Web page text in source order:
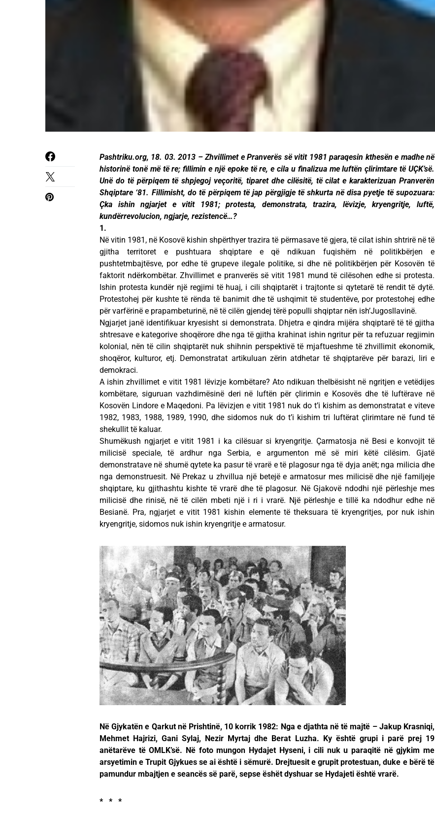
Pashtriku.org, 18. 03. 2013 – Zhvillimet e Pranverës së vitit 1981 paraqesin kthesën e madhe në
historinë tonë më të re; fillimin e një epoke të re, e cila u finalizua me luftën çlirimtare të UÇK’së.
Unë do të përpiqem të shpjegoj veçoritë, tiparet dhe cilësitë, të cilat e karakterizuan Pranverën
Shqiptare ‘81. Fillimisht, do të përpiqem të jap përgjigje të shkurta në disa pyetje të supozuara:
Çka ishin ngjarjet e vitit 1981; protesta, demonstrata, trazira, lëvizje, kryengritje, luftë,
kundërrevolucion, ngjarje, rezistencë…?
1.
Në vitin 1981, në Kosovë kishin shpërthyer trazira të përmasave të gjera, të cilat ishin shtrirë në të
gjitha territoret e pushtuara shqiptare e që ndikuan fuqishëm në politikbërjen e
pushtetmbajtësve, por edhe të grupeve ilegale politike, si dhe në politikbërjen për Kosovën të
faktorit ndërkombëtar. Zhvillimet e pranverës së vitit 1981 mund të cilësohen edhe si protesta.
Ishin protesta kundër një regjimi të huaj, i cili shqiptarët i trajtonte si qytetarë të rendit të dytë.
Protestohej për kushte të rënda të banimit dhe të ushqimit të studentëve, por protestohej edhe
për varfërinë e prapambeturinë, në të cilën gjendej tërë populli shqiptar nën ish’Jugosllavinë.
Ngjarjet janë identifikuar kryesisht si demonstrata. Dhjetra e qindra mijëra shqiptarë të të gjitha
shtresave e kategorive shoqërore dhe nga të gjitha krahinat ishin ngritur për ta refuzuar regjimin
kolonial, nën të cilin shqiptarët nuk shihnin perspektivë të mjaftueshme të zhvillimit ekonomik,
shoqëror, kulturor, etj. Demonstratat artikuluan zërin atdhetar të shqiptarëve për barazi, liri e
demokraci.
A ishin zhvillimet e vitit 1981 lëvizje kombëtare? Ato ndikuan thelbësisht në ngritjen e vetëdijes
kombëtare, siguruan vazhdimësinë deri në luftën për çlirimin e Kosovës dhe të luftërave në
Kosovën Lindore e Maqedoni. Pa lëvizjen e vitit 1981 nuk do t’i kishim as demonstratat e viteve
1982, 1983, 1988, 1989, 1990, dhe sidomos nuk do t’i kishim tri luftërat çlirimtare në fund të
shekullit të kaluar.
Shumëkush ngjarjet e vitit 1981 i ka cilësuar si kryengritje. Çarmatosja në Besi e konvojit të
milicisë speciale, të ardhur nga Serbia, e argumenton më së miri këtë cilësim. Gjatë
demonstratave në shumë qytete ka pasur të vrarë e të plagosur nga të dyja anët; nga milicia dhe
nga demonstruesit. Në Prekaz u zhvillua një betejë e armatosur mes milicisë dhe një familjeje
shqiptare, ku gjithashtu kishte të vrarë dhe të plagosur. Në Gjakovë ndodhi një përleshje mes
milicisë dhe rinisë, në të cilën mbeti një i ri i vrarë. Një përleshje e tillë ka ndodhur edhe në
Besianë. Pra, ngjarjet e vitit 1981 kishin elemente të theksuara të kryengritjes, por nuk ishin
kryengritje, sidomos nuk ishin kryengritje e armatosur.
Në Gjykatën e Qarkut në Prishtinë, 10 korrik 1982: Nga e djathta në të majtë – Jakup Krasniqi,
Mehmet Hajrizi, Gani Sylaj, Nezir Myrtaj dhe Berat Luzha. Ky është grupi i parë prej 19
anëtarëve të OMLK’së. Në foto mungon Hydajet Hyseni, i cili nuk u paraqitë në gjykim me
arsyetimin e Trupit Gjykues se ai është i sëmurë. Drejtuesit e grupit protestuan, duke e bërë të
pamundur mbajtjen e seancës së parë, sepse ëshët dyshuar se Hydajeti është vrarë.
* * *